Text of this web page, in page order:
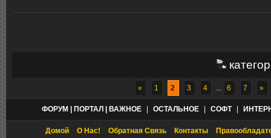
« 1 2 3 4 ... 6 7 »
ФОРУМ | ПОРТАЛ | ВАЖНОЕ ОСТАЛЬНОЕ СОФТ
Домой О Нас! Обратная Связь Контакты